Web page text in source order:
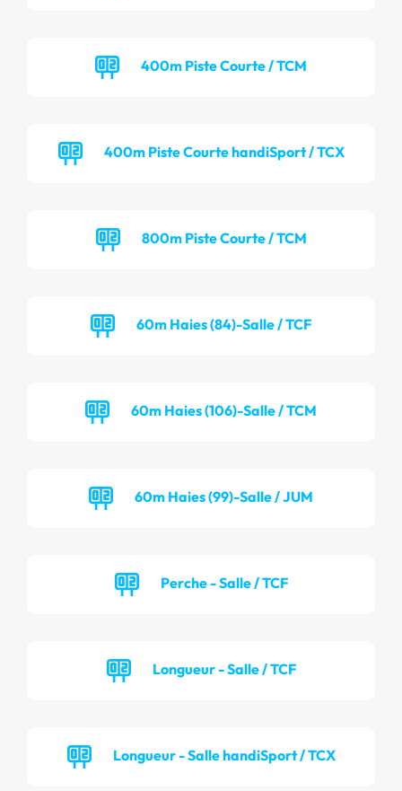
400m Piste Courte / TCM
400m Piste Courte handiSport / TCX
800m Piste Courte / TCM
60m Haies (84)-Salle / TCF
60m Haies (106)-Salle / TCM
60m Haies (99)-Salle / JUM
Perche - Salle / TCF
Longueur - Salle / TCF
Longueur - Salle handiSport / TCX